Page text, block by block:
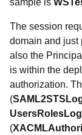
sample is
The session
domain and just
also the
is within the
authorization.
(
(